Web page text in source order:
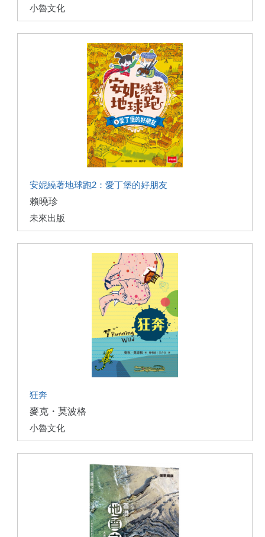
小魯文化
安妮繞著地球跑2：愛丁堡的好朋友
賴曉珍
未來出版
狂奔
麥克・莫波格
小魯文化